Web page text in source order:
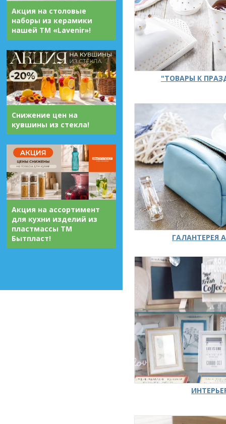
Акция на столовые
наборы из керамики
нашей ТМ «Lavenir»!
Снижение цен на
кувшины из стекла!
Акция на ассортимент
для кухни изделий из
пластмассы ТМ
Бытпласт!
"ТОВАРЫ К
ГАЛАНТЕРЕЯ